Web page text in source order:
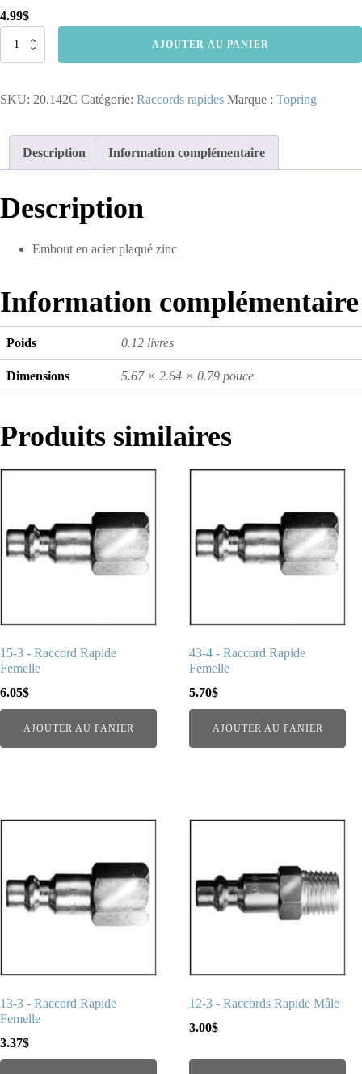
4.99$
quantité
Embout
NPT
AJOUTER AU PANIER
SKU: 20.142C Catégorie: Raccords rapides Marque : Topring
Description Information complémentaire
Description
Embout en acier plaqué zinc
Information complémentaire
Poids 0.12 livres
Dimensions 5.67 × 2.64 × 0.79 pouce
Produits similaires
15-3 - Raccord Rapide
Femelle
6.05$
AJOUTER AU PANIER
43-4 - Raccord Rapide
Femelle
5.70$
AJOUTER AU PANIER
13-3 - Raccord Rapide
Femelle
3.37$
12-3 - Raccords Rapide Mâle
3.00$